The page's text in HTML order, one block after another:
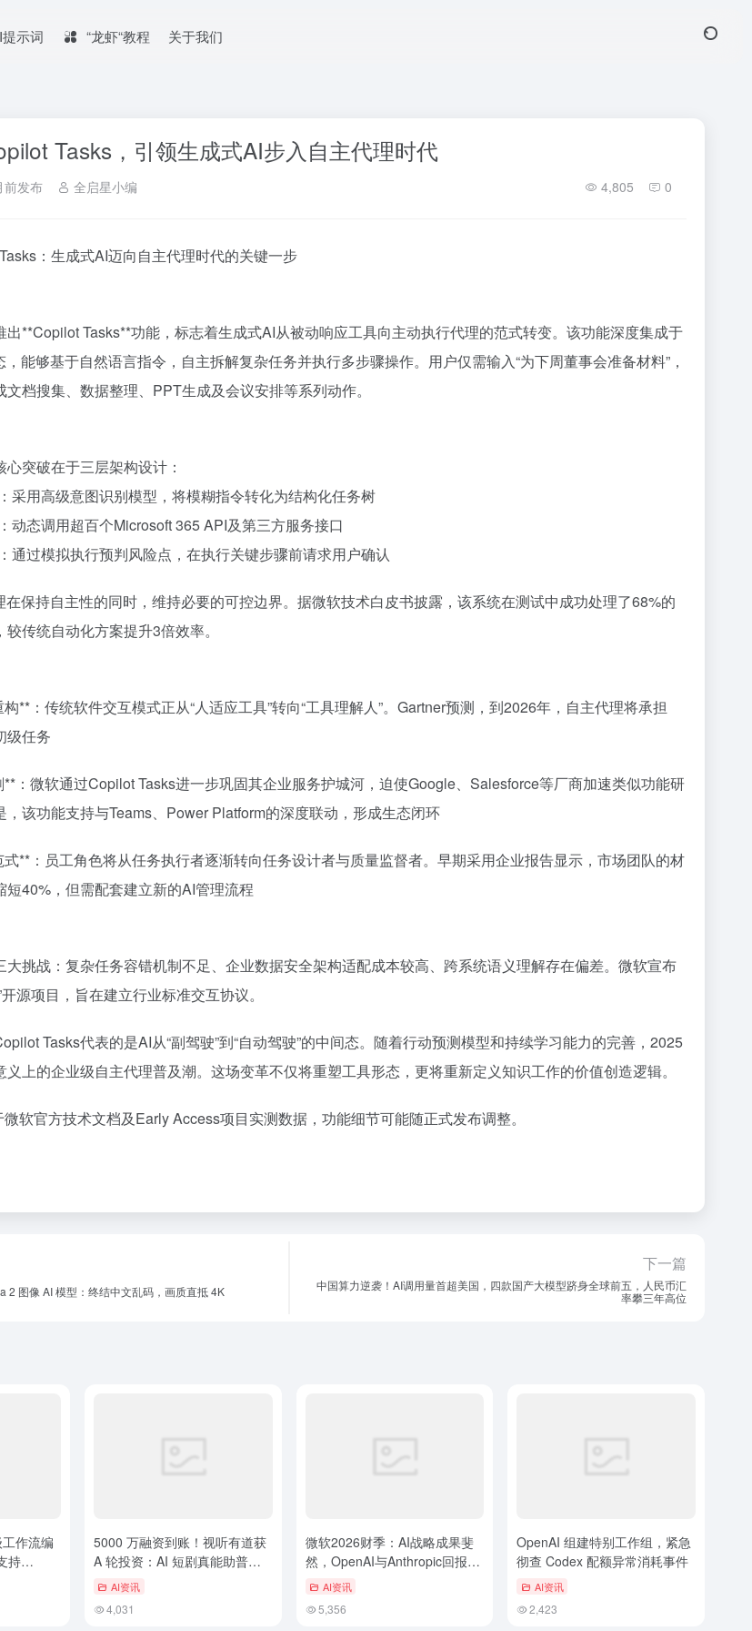
示词 “龙虾“教程 关于我们
Tasks，引领生成式AI步入自主代理时代
前发布 全启星小编 4,805 0
：生成式AI迈向自主代理时代的关键一步
出**Copilot Tasks**功能，标志着生成式AI从被动响应工具向主动执行代理的范式转变。该功能深度集成于
能够基于自然语言指令，自主拆解复杂任务并执行多步骤操作。用户仅需输入“为下周董事会准备材料”，
档搜集、数据整理、PPT生成及会议安排等系列动作。
突破在于三层架构设计：
采用高级意图识别模型，将模糊指令转化为结构化任务树
动态调用超百个Microsoft 365 API及第三方服务接口
通过模拟执行预判风险点，在执行关键步骤前请求用户确认
在保持自主性的同时，维持必要的可控边界。据微软技术白皮书披露，该系统在测试中成功处理了68%的
传统自动化方案提升3倍效率。
**：传统软件交互模式正从“人适应工具”转向“工具理解人”。Gartner预测，到2026年，自主代理将承担
级任务
：微软通过Copilot Tasks进一步巩固其企业服务护城河，迫使Google、Salesforce等厂商加速类似功能研
，该功能支持与Teams、Power Platform的深度联动，形成生态闭环
**：员工角色将从任务执行者逐渐转向任务设计者与质量监督者。早期采用企业报告显示，市场团队的材
短40%，但需配套建立新的AI管理流程
大挑战：复杂任务容错机制不足、企业数据安全架构适配成本较高、跨系统语义理解存在偏差。微软宣布
源项目，旨在建立行业标准交互协议。
Tasks代表的是AI从“副驾驶”到“自动驾驶”的中间态。随着行动预测模型和持续学习能力的完善，2025
上的企业级自主代理普及潮。这场变革不仅将重塑工具形态，更将重新定义知识工作的价值创造逻辑。
软官方技术文档及Early Access项目实测数据，功能细节可能随正式发布调整。
2 图像 AI 模型：终结中文乱码，画质直抵 4K
下一篇
中国算力逆袭！AI调用量首超美国，四款国产大模型跻身全球前五，人民币汇
率攀三年高位
作流编
持
5000 万融资到账！视听有道获
A 轮投资：AI 短剧真能助普通
人“轻松致富”？
AI资讯
4,031
微软2026财季：AI战略成果斐
然，OpenAI与Anthropic回报突
出 AI资讯
5,356
OpenAI 组建特别工作组，紧急
彻查 Codex 配额异常消耗事件
AI资讯
2,423